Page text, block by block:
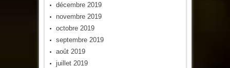
décembre 2019
novembre 2019
octobre 2019
septembre 2019
août 2019
juillet 2019